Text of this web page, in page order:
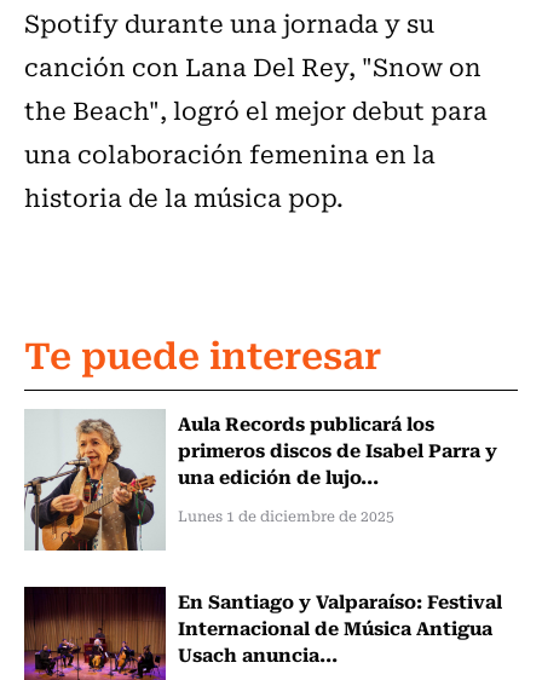
Spotify durante una jornada y su
canción con Lana Del Rey, "Snow on
the Beach", logró el mejor debut para
una colaboración femenina en la
historia de la música pop.
Te puede interesar
Aula Records publicará los
primeros discos de Isabel Parra y
una edición de lujo...
Lunes 1 de diciembre de 2025
En Santiago y Valparaíso: Festival
Internacional de Música Antigua
Usach anuncia...